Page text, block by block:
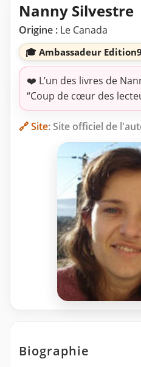
Nanny Silvestre
Origine : Le Canada
🎓 Ambassadeur
❤️ L’un des livres de
“Coup de cœur des
🔗 Site: Site officiel de
Biographie